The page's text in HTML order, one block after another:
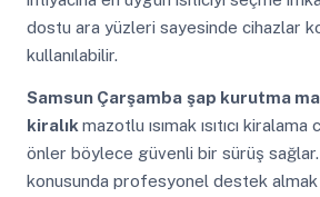
dostu ara yüzleri sayesinde cihazlar
kullanılabilir.
Samsun Çarşamba şap kurutma
kiralık mazotlu ısımak ısıtıcı kiralama
önler böylece güvenli bir sürüş sağlar.
konusunda profesyonel destek